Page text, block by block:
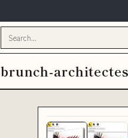
brunch-